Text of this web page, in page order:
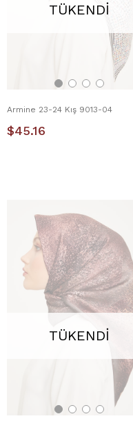
TÜKENDI
Armine 23-24 Kış 9013-04
$45.16
TÜKENDI